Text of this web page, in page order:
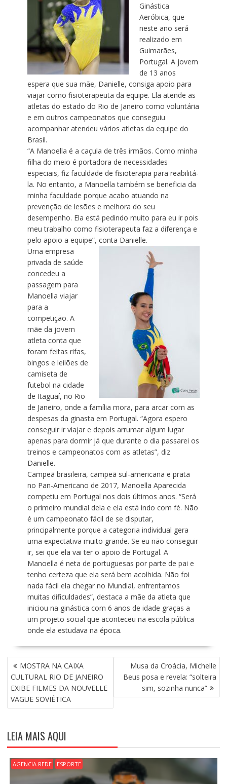
Ginástica
Aeróbica, que
neste ano será
realizado em
Guimarães,
Portugal. A jovem
de 13 anos
espera que sua mãe, Danielle, consiga apoio para
viajar como fisioterapeuta da equipe. Ela atende as
atletas do estado do Rio de Janeiro como voluntária
e em outros campeonatos que conseguiu
acompanhar atendeu vários atletas da equipe do
Brasil.
“A Manoella é a caçula de três irmãos. Como minha
filha do meio é portadora de necessidades
especiais, fiz faculdade de fisioterapia para reabilitá-
la. No entanto, a Manoella também se beneficia da
minha faculdade porque acabo atuando na
prevenção de lesões e melhora do seu
desempenho. Ela está pedindo muito para eu ir pois
meu trabalho como fisioterapeuta faz a diferença e
pelo apoio a equipe”, conta Danielle.
Uma empresa
privada de saúde
concedeu a
passagem para
Manoella viajar
para a
competição. A
mãe da jovem
atleta conta que
foram feitas rifas,
bingos e leilões de
camiseta de
futebol na cidade
de Itaguaí, no Rio
de Janeiro, onde a família mora, para arcar com as
despesas da ginasta em Portugal. “Agora espero
conseguir ir viajar e depois arrumar algum lugar
apenas para dormir já que durante o dia passarei os
treinos e campeonatos com as atletas”, diz
Danielle.
Campeã brasileira, campeã sul-americana e prata
no Pan-Americano de 2017, Manoella Aparecida
competiu em Portugal nos dois últimos anos. “Será
o primeiro mundial dela e ela está indo com fé. Não
é um campeonato fácil de se disputar,
principalmente porque a categoria individual gera
uma expectativa muito grande. Se eu não conseguir
ir, sei que ela vai ter o apoio de Portugal. A
Manoella é neta de portuguesas por parte de pai e
tenho certeza que ela será bem acolhida. Não foi
nada fácil ela chegar no Mundial, enfrentamos
muitas dificuldades”, destaca a mãe da atleta que
iniciou na ginástica com 6 anos de idade graças a
um projeto social que aconteceu na escola pública
onde ela estudava na época.
N
A
V
E
G
Ç
Ã
O
D
MOSTRA NA CAIXA
CULTURAL RIO DE JANEIRO
EXIBE FILMES DA NOUVELLE
VAGUE SOVIÉTICA
Musa da Croácia, Michelle
Beus posa e revela: “solteira
sim, sozinha nunca”
LEIA MAIS AQUI
AGENCIA REDE ESPORTE